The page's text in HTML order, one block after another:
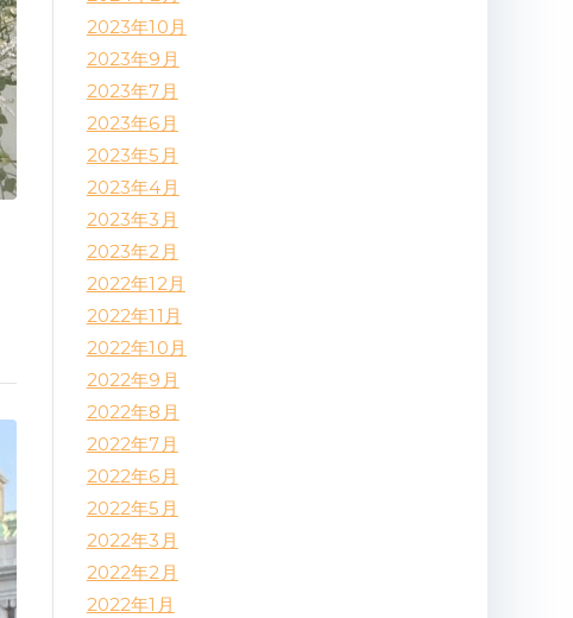
2023年10月
2023年9月
2023年7月
2023年6月
2023年5月
2023年4月
2023年3月
2023年2月
2022年12月
2022年11月
2022年10月
2022年9月
2022年8月
2022年7月
2022年6月
2022年5月
2022年3月
2022年2月
2022年1月